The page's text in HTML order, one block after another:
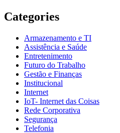
Categories
Armazenamento e TI
Assistência e Saúde
Entretenimento
Futuro do Trabalho
Gestão e Finanças
Institucional
Internet
IoT- Internet das Coisas
Rede Corporativa
Segurança
Telefonia